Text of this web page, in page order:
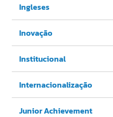
Ingleses
Inovação
Institucional
Internacionalização
Junior Achievement